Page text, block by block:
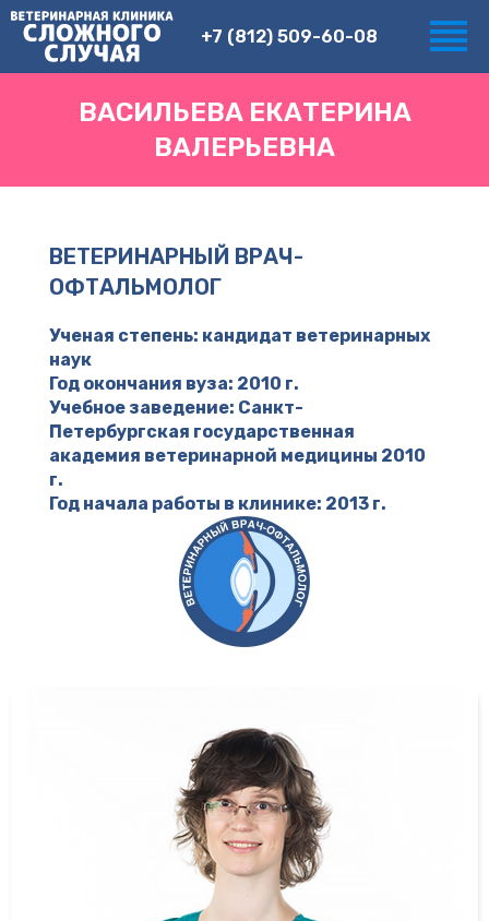
+7 (812) 509-60-08
ВАСИЛЬЕВА ЕКАТЕРИНА
ВАЛЕРЬЕВНА
ВЕТЕРИНАРНЫЙ ВРАЧ-
ОФТАЛЬМОЛОГ
Ученая степень: кандидат ветеринарных
наук
Год окончания вуза: 2010 г.
Учебное заведение: Санкт-
Петербургская государственная
академия ветеринарной медицины 2010
г.
Год начала работы в клинике: 2013 г.